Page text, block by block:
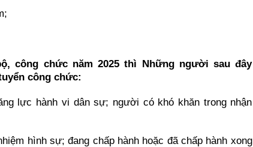
công chức năm 2025 thì Những người sau đây
công chức:
lực hành vi dân sự; người có khó khăn trong nhận
hình sự; đang chấp hành hoặc đã chấp hành xong